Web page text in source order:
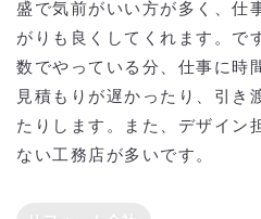
盛で気前がいい方が多く、仕
がりも良くしてくれます。で
数でやっている分、仕事に時
見積もりが遅かったり、引き
たりします。また、デザイン
ない工務店が多いです。